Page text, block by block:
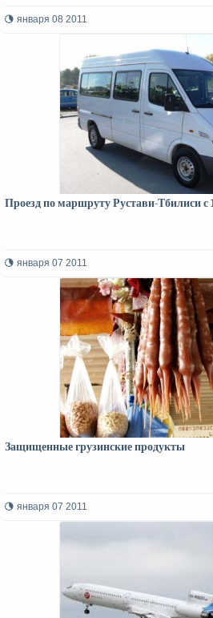
января 08 2011
Проезд по маршруту Рустави-Тбилиси с
января 07 2011
Защищенные грузинские продукты
января 07 2011